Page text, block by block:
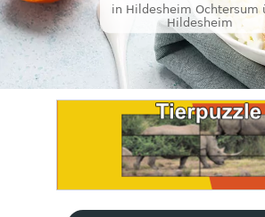
in Hildesheim Ochtersum
Hildesheim